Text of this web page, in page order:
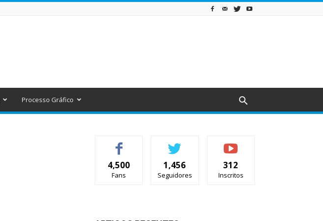
Processo Gráfico
4,500
Fans
1,456
Seguidores
312
Inscritos